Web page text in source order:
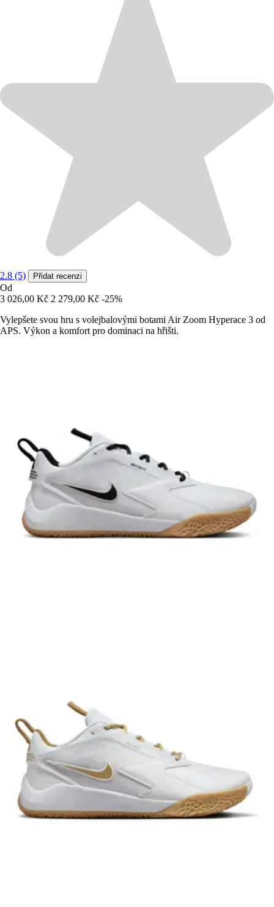
2.8 (5) Přidat recenzi
Od
3 026,00 Kč 2 279,00 Kč -25%
Vylepšete svou hru s volejbalovými botami Air Zoom Hyperace 3 od
APS. Výkon a komfort pro dominaci na hřišti.